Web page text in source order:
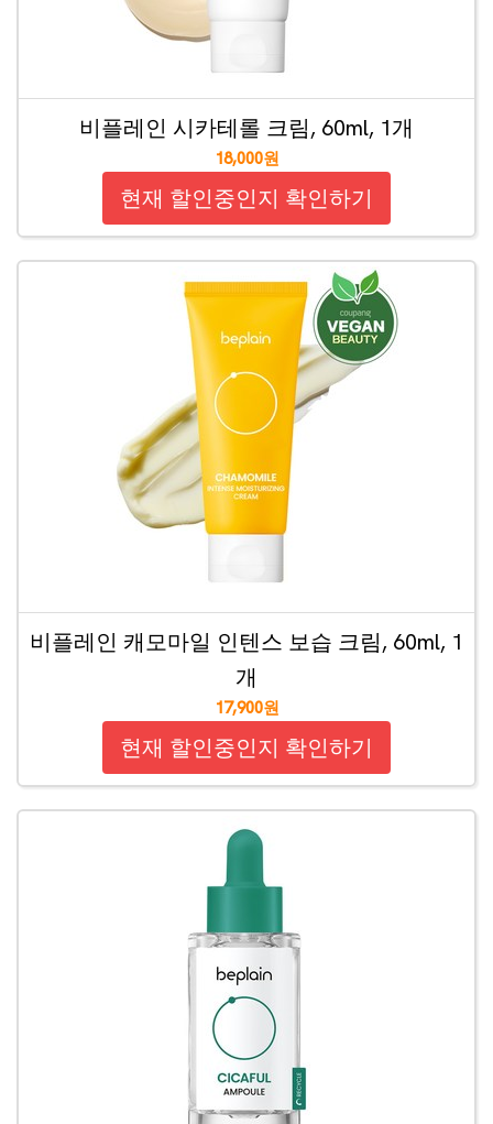
비플레인 시카테롤 크림, 60ml, 1개
18,000원
현재 할인중인지 확인하기
비플레인 캐모마일 인텐스 보습 크림, 60ml, 1
개
17,900원
현재 할인중인지 확인하기